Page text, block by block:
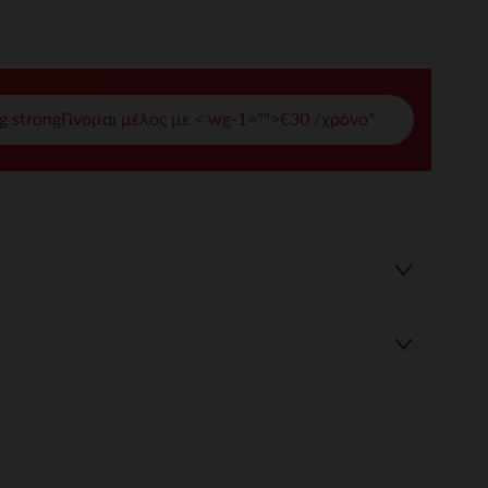
να διαχειριστείτε τις ρυθμίσεις απορρήτου,
strongΓίνομαι μέλος με < wg-1="">€30 /χρόνο*